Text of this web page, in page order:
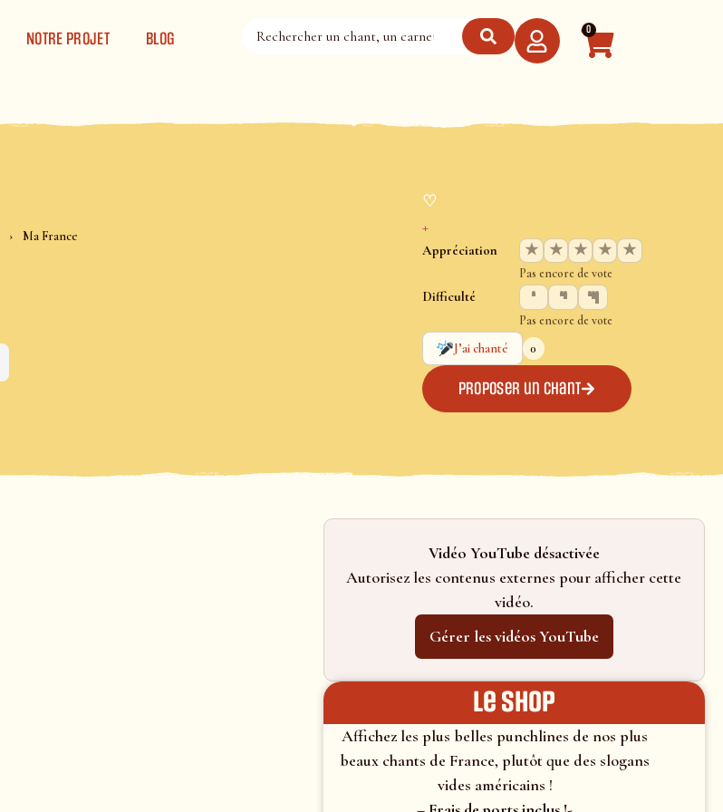
NOTRE PROJET BLOG 0
Ma France
♡
+
Appréciation ★ ★ ★ ★ ★
Pas encore de vote
Difficulté
Pas encore de vote
J’ai chanté
0
Proposer un chant
Vidéo YouTube désactivée
Autorisez les contenus externes pour afficher cette
vidéo.
Gérer les vidéos YouTube
le shop
Affichez les plus belles punchlines de nos plus
beaux chants de France, plutôt que des slogans
vides américains !